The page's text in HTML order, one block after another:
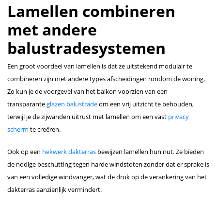
Lamellen combineren
met andere
balustradesystemen
Een groot voordeel van lamellen is dat ze uitstekend modulair te
combineren zijn met andere types afscheidingen rondom de woning.
Zo kun je de voorgevel van het balkon voorzien van een
transparanteglazen balustradeom een vrij uitzicht te behouden,
terwijl je de zijwanden uitrust met lamellen om een vast privacy
scherm te creëren.
Ook op een hekwerk dakterras bewijzen lamellen hun nut. Ze bieden
de nodige beschutting tegen harde windstoten zonder dat er sprake is
van een volledige windvanger, wat de druk op de verankering van het
dakterras aanzienlijk vermindert.